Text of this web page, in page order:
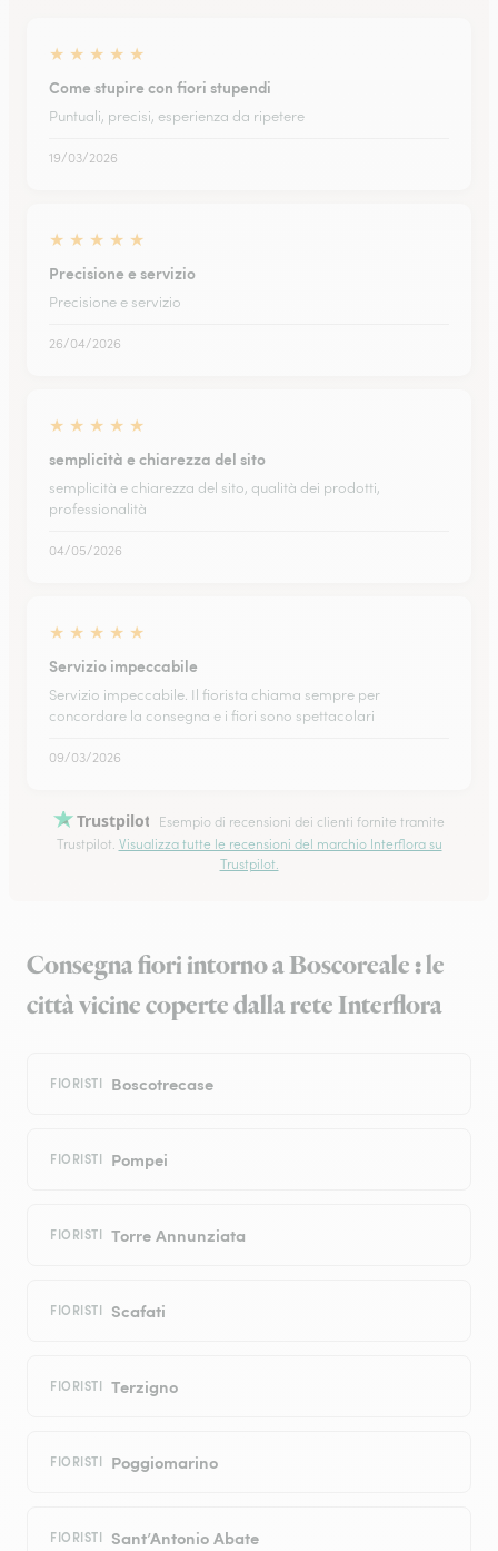
★ ★ ★ ★ ★
Come stupire con fiori stupendi
Puntuali, precisi, esperienza da ripetere
19/03/2026
★ ★ ★ ★ ★
Precisione e servizio
Precisione e servizio
26/04/2026
★ ★ ★ ★ ★
semplicità e chiarezza del sito
semplicità e chiarezza del sito, qualità dei prodotti,
professionalità
04/05/2026
★ ★ ★ ★ ★
Servizio impeccabile
Servizio impeccabile. Il fiorista chiama sempre per
concordare la consegna e i fiori sono spettacolari
09/03/2026
Trustpilot
Esempio di recensioni dei clienti fornite tramite
Trustpilot. Visualizza tutte le recensioni del marchio Interflora su
Trustpilot.
Consegna fiori intorno a Boscoreale : le
città vicine coperte dalla rete Interflora
FIORISTI Boscotrecase
FIORISTI Pompei
FIORISTI Torre Annunziata
FIORISTI Scafati
FIORISTI Terzigno
FIORISTI Poggiomarino
FIORISTI Sant’Antonio Abate